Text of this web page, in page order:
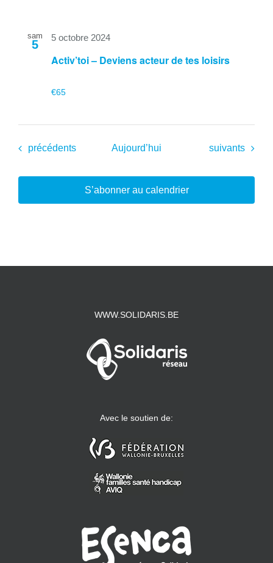
sam
5
Activ’toi – Deviens acteur de tes loisirs
5 octobre 2024
€65
Évènements
précédents Aujourd’hui Évènements
suivants
S’abonner au calendrier
WWW.SOLIDARIS.BE
Avec le soutien de: